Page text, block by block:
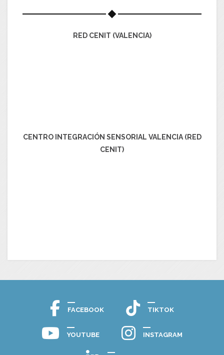
RED CENIT (VALENCIA)
CENTRO INTEGRACIÓN SENSORIAL VALENCIA (RED
CENIT)
FACEBOOK TIKTOK
YOUTUBE INSTAGRAM